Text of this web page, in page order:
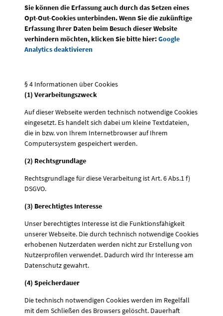
Sie können die Erfassung auch durch das Setzen eines
Opt-Out-Cookies unterbinden. Wenn Sie die zukünftige
Erfassung Ihrer Daten beim Besuch dieser Website
verhindern möchten, klicken Sie bitte hier:Google
Analytics deaktivieren
§ 4 Informationen über Cookies
(1) Verarbeitungszweck
Auf dieser Webseite werden technisch notwendige Cookies
eingesetzt. Es handelt sich dabei um kleine Textdateien,
die in bzw. von Ihrem Internetbrowser auf Ihrem
Computersystem gespeichert werden.
(2) Rechtsgrundlage
Rechtsgrundlage für diese Verarbeitung ist Art. 6 Abs.1 f)
DSGVO.
(3) Berechtigtes Interesse
Unser berechtigtes Interesse ist die Funktionsfähigkeit
unserer Webseite. Die durch technisch notwendige Cookies
erhobenen Nutzerdaten werden nicht zur Erstellung von
Nutzerprofilen verwendet. Dadurch wird Ihr Interesse am
Datenschutz gewahrt.
(4) Speicherdauer
Die technisch notwendigen Cookies werden im Regelfall
mit dem Schließen des Browsers gelöscht. Dauerhaft